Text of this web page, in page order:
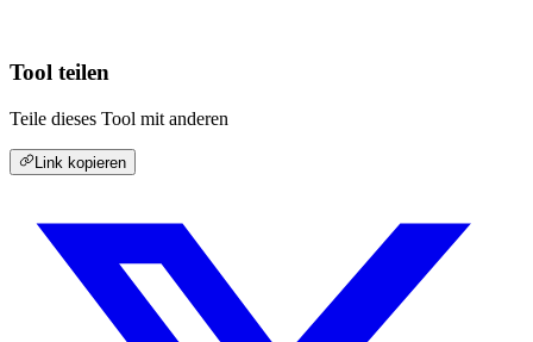
Tool teilen
Teile dieses Tool mit anderen
Link kopieren